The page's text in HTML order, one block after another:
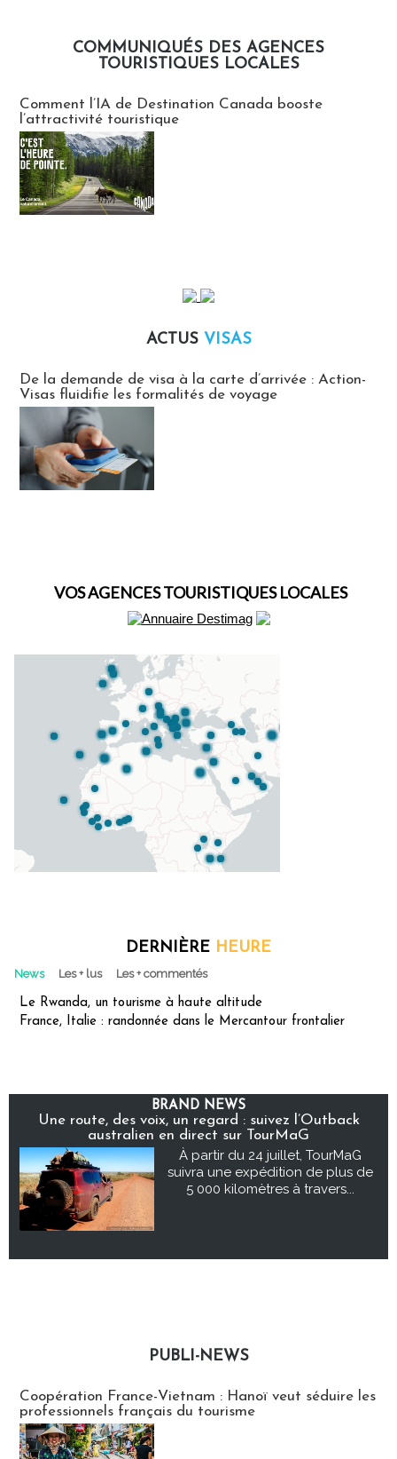
COMMUNIQUÉS DES AGENCES
TOURISTIQUES LOCALES
Comment l’IA de Destination Canada booste
l’attractivité touristique
ACTUS VISAS
De la demande de visa à la carte d’arrivée : Action-
Visas fluidifie les formalités de voyage
VOS AGENCES TOURISTIQUES LOCALES
DERNIÈRE HEURE
News Les + lus Les + commentés
Le Rwanda, un tourisme à haute altitude
France, Italie : randonnée dans le Mercantour frontalier
BRAND NEWS
Une route, des voix, un regard : suivez l’Outback
australien en direct sur TourMaG
À partir du 24 juillet, TourMaG
suivra une expédition de plus de
5 000 kilomètres à travers...
PUBLI-NEWS
Coopération France-Vietnam : Hanoï veut séduire les
professionnels français du tourisme